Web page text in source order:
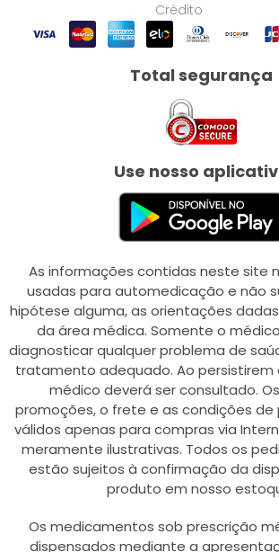
Crédito
Total segurança
Use nosso
As informações contidas neste site
usadas para automedicação e não
hipótese alguma, as orientações
da área médica. Somente o
diagnosticar qualquer problema de
tratamento adequado. Ao persistirem
médico deverá ser consultado.
promoções, o frete e as condições
válidos apenas para compras via
meramente ilustrativas. Todos os
estão sujeitos à confirmação da
produto em nosso
Os medicamentos sob prescrição
dispensados mediante a